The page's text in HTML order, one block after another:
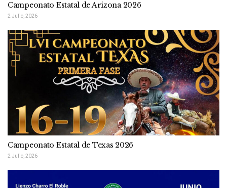
Campeonato Estatal de Arizona 2026
2 Julio, 2026
Campeonato Estatal de Texas 2026
2 Julio, 2026